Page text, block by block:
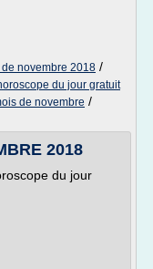
novembre 2018 /
du jour gratuit
de novembre /
2018
du jour